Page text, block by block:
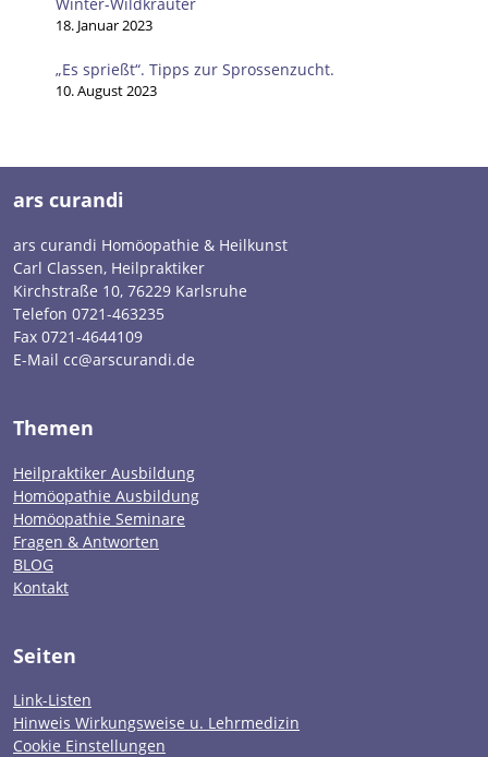
Winter-Wildkräuter
18. Januar 2023
„Es sprießt“. Tipps zur Sprossenzucht.
10. August 2023
ars curandi
ars curandi Homöopathie & Heilkunst
Carl Classen, Heilpraktiker
Kirchstraße 10, 76229 Karlsruhe
Telefon 0721-463235
Fax 0721-4644109
E-Mail cc@arscurandi.de
Themen
Heilpraktiker Ausbildung
Homöopathie Ausbildung
Homöopathie Seminare
Fragen & Antworten
BLOG
Kontakt
Seiten
Link-Listen
Hinweis Wirkungsweise u. Lehrmedizin
Cookie Einstellungen